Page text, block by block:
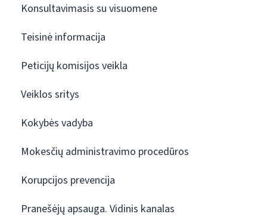
Konsultavimasis su visuomene
Teisinė informacija
Peticijų komisijos veikla
Veiklos sritys
Kokybės vadyba
Mokesčių administravimo procedūros
Korupcijos prevencija
Pranešėjų apsauga. Vidinis kanalas